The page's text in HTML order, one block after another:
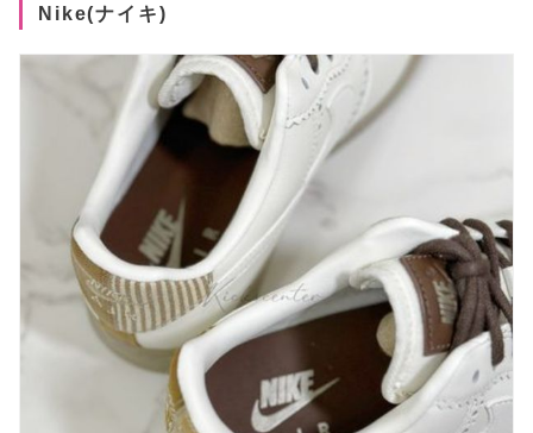
Nike(ナイキ)